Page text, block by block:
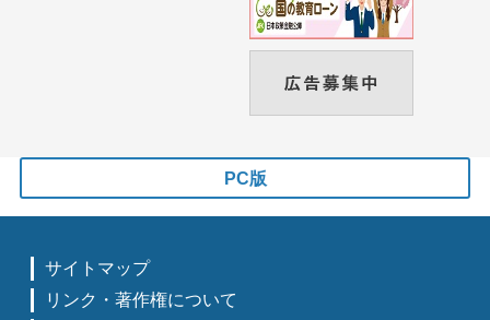
PC版
サイトマップ
リンク・著作権について